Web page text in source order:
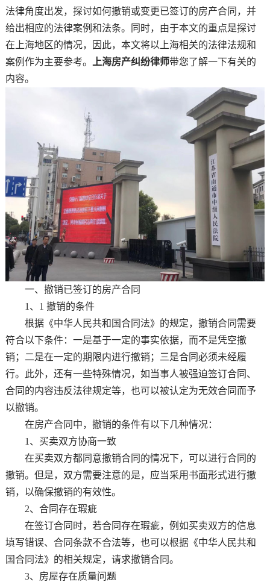
法律角度出发，探讨如何撤销或变更已签订的房产合同，并
给出相应的法律案例和法条。同时，由于本文的重点是探讨
在上海地区的情况，因此，本文将以上海相关的法律法规和
案例作为主要参考。
上海房产纠纷律师带您了解一下有关的
内容。
一、撤销已签订的房产合同
1、1 撤销的条件
根据《中华人民共和国合同法》的规定，撤销合同需要
符合以下条件：一是基于一定的事实依据，而不是凭空撤
销；二是在一定的期限内进行撤销；三是合同必须未经履
行。此外，还有一些特殊情况，如当事人被强迫签订合同、
合同的内容违反法律规定等，也可以被认定为无效合同而予
以撤销。
在房产合同中，撤销的条件有以下几种情况：
1、买卖双方协商一致
在买卖双方都同意撤销合同的情况下，可以进行合同的
撤销。但是，双方需要注意的是，应当采用书面形式进行撤
销，以确保撤销的有效性。
2、合同存在瑕疵
在签订合同时，若合同存在瑕疵，例如买卖双方的信息
填写错误、合同条款不合法等，也可以根据《中华人民共和
国合同法》的相关规定，请求撤销合同。
3、房屋存在质量问题